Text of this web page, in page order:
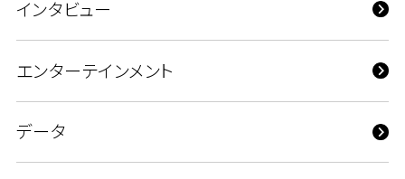
インタビュー
エンターテインメント
データ